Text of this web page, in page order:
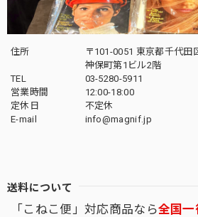
住所
〒101-0051 東京都千代田
神保町第1ビル2階
TEL
03-5280-5911
営業時間
12:00-18:00
定休日
不定休
E-mail
info@magnif.jp
送料について
「こねこ便」対応商品なら全国一